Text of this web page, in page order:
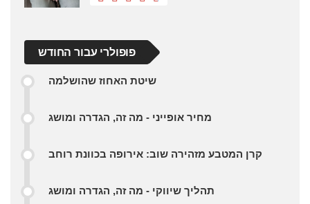
פופולרי עבור החודש
שיטת האחוז שהושלמה
מחיר אופייני - מה זה, הגדרה ומושג
קרן המטבע מזהירה שוב: אירופה בכוונת רוחב
תהליך שיווקי - מה זה, הגדרה ומושג